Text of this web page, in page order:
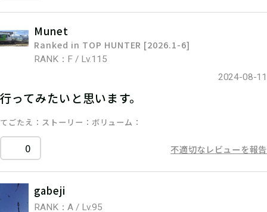
Munet
Ranked in TOP HUNTER [2026.1-6]
RANK：F / Lv.115
2024-08-11
行ってみたいと思います。
てごたえ ストーリー ボリューム
0 不適切なレビューを報告
gabeji
RANK：A / Lv.95